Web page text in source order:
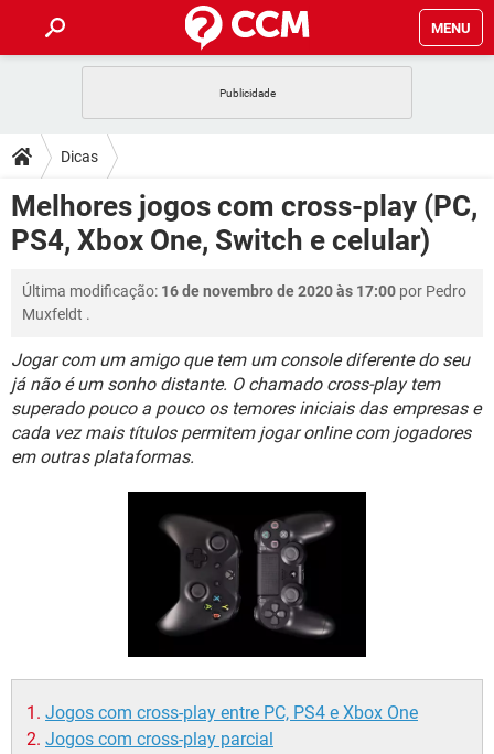
MENU
CELULAR
OUTLOOK EXCEL
INSTAGRAM GMAIL
DICAS
JOGOS
CELULAR FACEBOOK
OUTLOOK
INSTAGRAM GMAIL
DOWNLOADS
JOGOS WHATSAPP
OUTLOOK
INSTAGRAM
GUIA DE COMPRAS
FÓRUM
JOGOS WHATSAPP
OUTLOOK EXCEL
INSTAGRAM GMAIL
GUIA DE COMPRAS
GLOSSÁRIO
JOGOS WHATSAPP
CELULAR FACEBOOK
OUTLOOK EXCEL
INSTAGRAM
Dicas
Melhores jogos com cross-play (PC,
PS4, Xbox One, Switch e celular)
Última modificação: 16 de novembro de 2020 às 17:00 por Pedro
Muxfeldt .
Jogar com um amigo que tem um console diferente do seu
já não é um sonho distante. O chamado cross-play tem
superado pouco a pouco os temores iniciais das empresas e
cada vez mais títulos permitem jogar online com jogadores
em outras plataformas.
Jogos com cross-play entre PC, PS4 e Xbox One
Jogos com cross-play parcial